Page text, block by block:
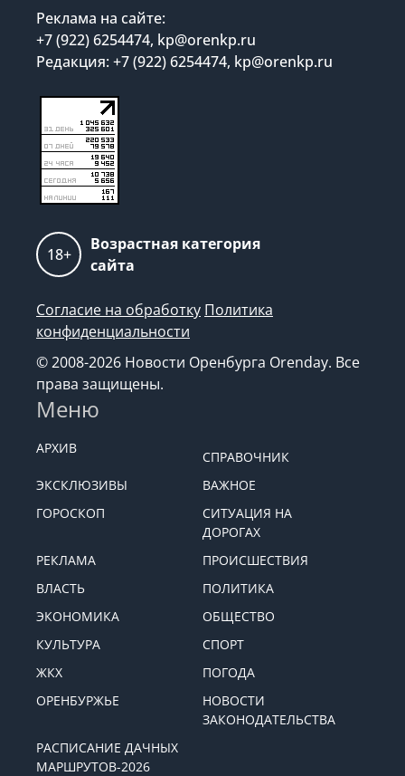
Реклама на сайте:
+7 (922) 6254474, kp@orenkp.ru
Редакция: +7 (922) 6254474, kp@orenkp.ru
18+
Возрастная категория
сайта
Согласие на обработку Политика
конфиденциальности
© 2008-2026 Новости Оренбурга Orenday. Все
права защищены.
Меню
АРХИВ
СПРАВОЧНИК
ЭКСКЛЮЗИВЫ
ВАЖНОЕ
ГОРОСКОП
СИТУАЦИЯ НА
ДОРОГАХ
РЕКЛАМА
ПРОИСШЕСТВИЯ
ВЛАСТЬ
ПОЛИТИКА
ЭКОНОМИКА
ОБЩЕСТВО
КУЛЬТУРА
СПОРТ
ЖКХ
ПОГОДА
ОРЕНБУРЖЬЕ
НОВОСТИ
ЗАКОНОДАТЕЛЬСТВА
РАСПИСАНИЕ ДАЧНЫХ
МАРШРУТОВ-2026